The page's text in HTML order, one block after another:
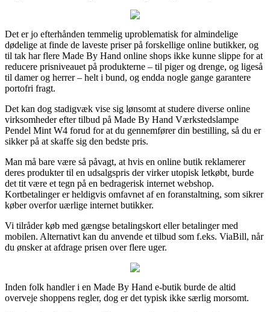
Det er jo efterhånden temmelig uproblematisk for almindelige
dødelige at finde de laveste priser på forskellige online butikker, og
til tak har flere Made By Hand online shops ikke kunne slippe for at
reducere prisniveauet på produkterne – til piger og drenge, og ligeså
til damer og herrer – helt i bund, og endda nogle gange garantere
portofri fragt.
Det kan dog stadigvæk vise sig lønsomt at studere diverse online
virksomheder efter tilbud på Made By Hand Værkstedslampe
Pendel Mint W4 forud for at du gennemfører din bestilling, så du er
sikker på at skaffe sig den bedste pris.
Man må bare være så påvagt, at hvis en online butik reklamerer
deres produkter til en udsalgspris der virker utopisk letkøbt, burde
det tit være et tegn på en bedragerisk internet webshop.
Kortbetalinger er heldigvis omfavnet af en foranstaltning, som sikrer
køber overfor uærlige internet butikker.
Vi tilråder køb med gængse betalingskort eller betalinger med
mobilen. Alternativt kan du anvende et tilbud som f.eks. ViaBill, når
du ønsker at afdrage prisen over flere uger.
Inden folk handler i en Made By Hand e-butik burde de altid
overveje shoppens regler, dog er det typisk ikke særlig morsomt.